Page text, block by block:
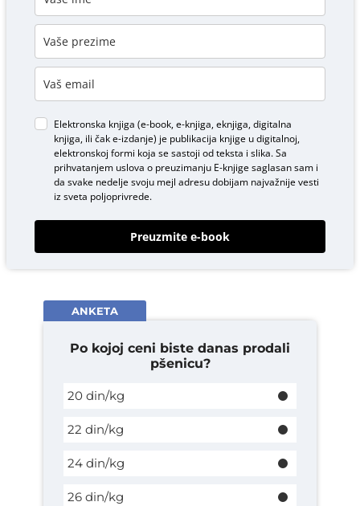
Elektronska knjiga (e-book, e-knjiga, eknjiga, digitalna
knjiga, ili čak e-izdanje) je publikacija knjige u digitalnoj,
elektronskoj formi koja se sastoji od teksta i slika. Sa
prihvatanjem uslova o preuzimanju E-knjigesaglasan sam i
da svake nedelje svoju mejl adresu dobijam najvažnije vesti
iz sveta poljoprivrede.
Preuzmite e-book
ANKETA
Po kojoj ceni biste danas prodali
pšenicu?
20 din/kg
22 din/kg
24 din/kg
26 din/kg